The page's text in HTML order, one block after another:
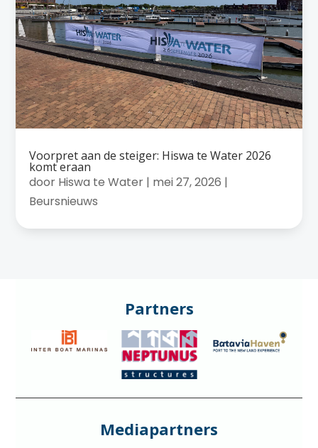
Voorpret aan de steiger: Hiswa te Water 2026
komt eraan
door Hiswa te Water | mei 27, 2026 |
Beursnieuws
Partners
Mediapartners